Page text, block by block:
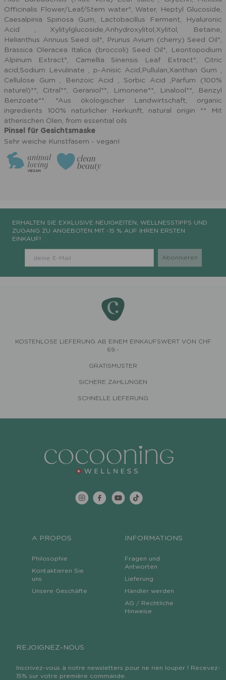
Officinalis Flower/Leaf/Stem water*, Water, Heptyl Glucoside,
Caesalpinia Spinosa Gum, Lactobacillus Ferment, Hyaluronic
Acid , Xylitylglucoside,Anhydroxylitol,Xylitol, Betaine,
Helianthus Annuus Seed oil*, Prunus Avium (cherry) Seed Oil*,
Brassica Oleracea Italica (broccoli) Seed Oil*, Leontopodium
Alpinum Extract*, Camellia Sinensis Leaf Extract*, Citric
acid,Sodium Levulinate , p-Anisic Acid,Pullulan,Xanthan Gum ,
Cellulose Gum , Benzoic Acid , Sorbic Acid ,Parfum (100%
naturel)**, Citral**, Geraniol**, Limonene**, Linalool**, Benzyl
Benzoate**. *Aus ökologischer Landwirtschaft, organic
ingredients 100% natürlicher Herkunft, natural origin ** Mit
ätherischen Ölen, from essential oils
Pinsel für Gesichtsmaske
Sehr weiche Kunstfasern - vegan!
ERHALTEN SIE EXKLUSIVE NEUIGKEITEN, WELLNESSTIPPS UND
ZUGANG ZU ANGEBOTEN MIT -15 % AUF IHREN ERSTEN
EINKAUF!
KOSTENLOSE LIEFERUNG AB EINEM EINKAUFSWERT VON CHF
69.-
GRATISMUSTER
SICHERE ZAHLUNGEN
SCHNELLE LIEFERUNG
A PROPOS
Philosophie
Kontaktieren Sie
uns
Unsere Geschäfte
INFORMATIONS
Fragen und
Antworten
Lieferung
Händler werden
AG / Rechtliche
Hinweise
REJOIGNEZ-NOUS
Inscrivez-vous à notre newsletters pour ne rien louper ! Recevez-
15% sur votre première commande.